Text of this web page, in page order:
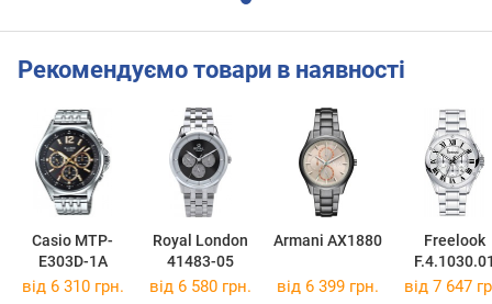
Рекомендуємо товари в наявності
Casio MTP-
E303D-1A
Royal London
41483-05
Armani AX1880
Freelook
від 6 310 грн. від 6 580 грн. від 6 399 грн. від 7 647